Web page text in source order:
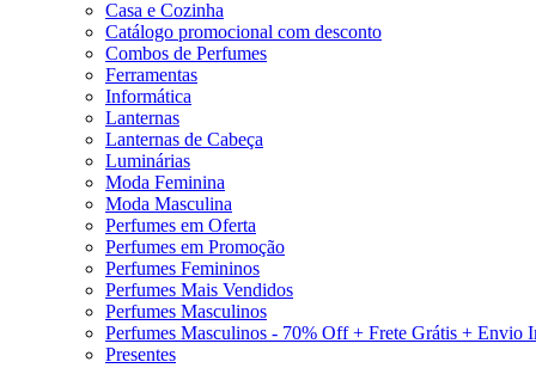
Casa e Cozinha
Catálogo promocional com desconto
Combos de Perfumes
Ferramentas
Informática
Lanternas
Lanternas de Cabeça
Luminárias
Moda Feminina
Moda Masculina
Perfumes em Oferta
Perfumes em Promoção
Perfumes Femininos
Perfumes Mais Vendidos
Perfumes Masculinos
Perfumes Masculinos - 70% Off + Frete Grátis + Envio
Presentes